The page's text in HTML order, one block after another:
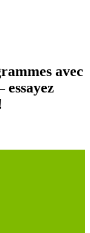
avec